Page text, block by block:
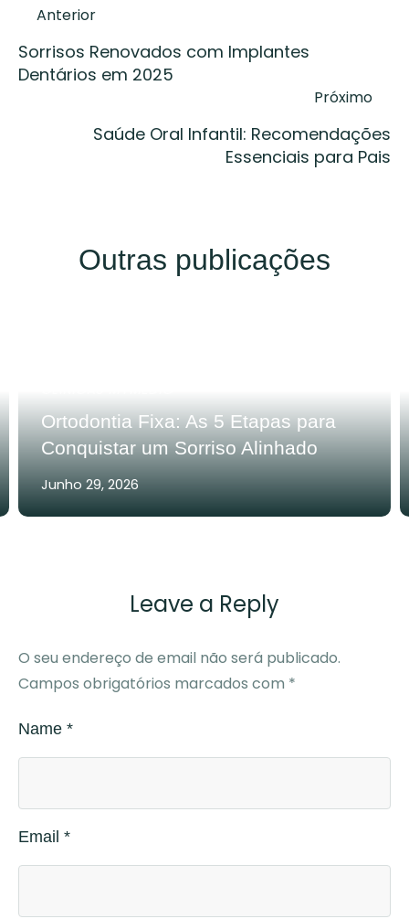
Anterior
Sorrisos Renovados com Implantes
Dentários em 2025
Próximo
Saúde Oral Infantil: Recomendações
Essenciais para Pais
Outras publicações
Ortodontia Fixa: As 5 Etapas para
Conquistar um Sorriso Alinhado
Junho 29, 2026
Leave a Reply
O seu endereço de email não será publicado.
Campos obrigatórios marcados com *
Name *
Email *